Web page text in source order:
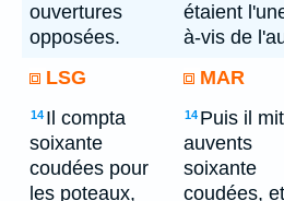
ouvertures
opposées.
étaient
à-vis de
LSG
MAR
14 Il compta
soixante
coudées pour
les poteaux,
14 Puis il
auvents
soixante
coudées,